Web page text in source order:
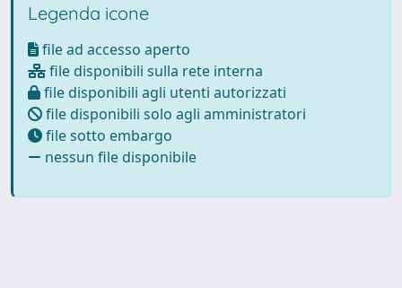
Legenda icone
file ad accesso aperto
file disponibili sulla rete interna
file disponibili agli utenti autorizzati
file disponibili solo agli amministratori
file sotto embargo
nessun file disponibile